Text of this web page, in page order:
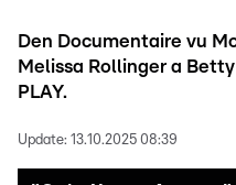
Den Documentaire vu
Melissa Rollinger a
PLAY.
Update: 13.10.2025 08:39